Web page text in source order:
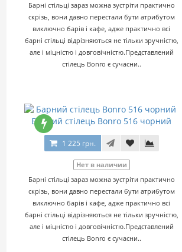
Барні стільці зараз можна зустріти практично
скрізь, вони давно перестали бути атрибутом
виключно барів і кафе, адже практично всі
барні стільці відрізняються не тільки зручністю,
але і міцністю і довговічністю.Представлений
стілець Bonro є сучасни..
Барний стілець Bonro 516 чорний
1 225 грн.
Нет в наличии
Барні стільці зараз можна зустріти практично
скрізь, вони давно перестали бути атрибутом
виключно барів і кафе, адже практично всі
барні стільці відрізняються не тільки зручністю,
але і міцністю і довговічністю.Представлений
стілець Bonro є сучасни..